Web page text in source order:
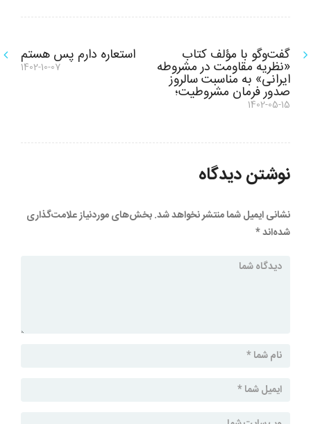
راهبری
نوشته
گفت‌وگو با مؤلف کتاب
«نظریه مقاومت در مشروطه
ایرانی» به مناسبت سالروز
صدور فرمان مشروطیت؛
نوشته
1402-05-15
استعاره دارم پس هستم
1402-10-07
نوشتن دیدگاه
نشانی ایمیل شما منتشر نخواهد شد.بخش‌های موردنیاز علامت‌گذاری
شده‌اند*